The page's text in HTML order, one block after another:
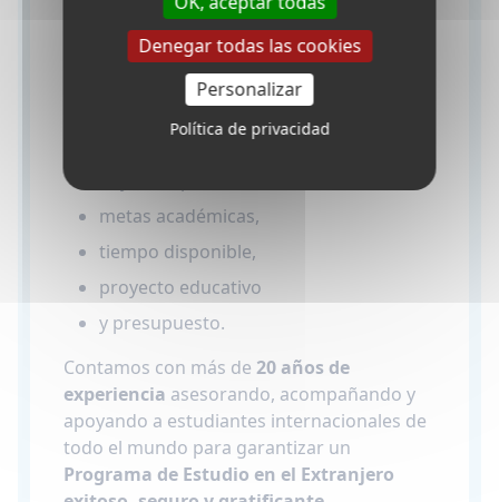
padres a elegir elPrograma de Estudio en
el Extranjeromás adecuado en función de
múltiples criterios, teniendo en cuenta a
nuestros estudiantes:
necesidades, preferencias, requisitos,
metas académicas,
tiempo disponible,
proyecto educativo
y presupuesto.
Contamos con más de 20 años de
experiencia asesorando, acompañando y
apoyando a estudiantes internacionales de
todo el mundo para garantizar un
Programa de Estudio en el Extranjero
Denegar todas las cookies
Personalizar
Política de privacidad